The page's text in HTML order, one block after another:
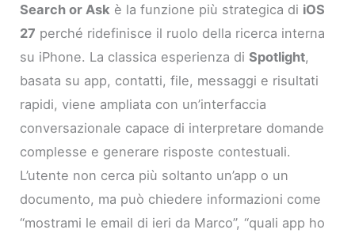
Search or Ask è la funzione più strategica di iOS
27 perché ridefinisce il ruolo della ricerca interna
su iPhone. La classica esperienza diSpotlight,
basata su app, contatti, file, messaggi e risultati
rapidi, viene ampliata con un’interfaccia
conversazionale capace di interpretare domande
complesse e generare risposte contestuali.
L’utente non cerca più soltanto un’app o un
documento, ma può chiedere informazioni come
“mostrami le email di ieri da Marco”, “quali app ho